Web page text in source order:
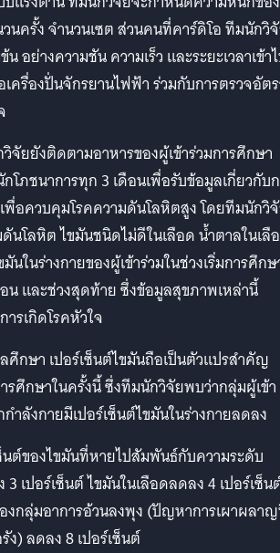
นครั้ง จำนวนเซต ส่วนคนที่คาร์ดิโอ ทีมนักวิ
อย่างความชัน ความเร็ว และระยะเวลาเข้า
ครื่องปั่นจักรยานไฟฟ้า ร่วมกับการตรวจอัต
จัยยังติดตามอาหารของผู้เข้าร่วมการศึกษา
โภชนาการทุก 3 เดือนเพื่อรับข้อมูลเกี่ยวกับ
พื่อควบคุมโรคความดันโลหิตสูง โดยทีมนักวิ
นโลหิต ไขมันชนิดไม่ดีในเลือด น้ำตาลในเลื
นในร่างกายของผู้เข้าร่วมในช่วงเริ่มการศึก
น และช่วงสุดท้าย ซึ่งข้อมูลสุขภาพเหล่านี้
รเกิดโรคหัวใจ
ศึกษา เปอร์เซ็นต์ไขมันถือเป็นตัวแปรสำคัญ
ศึกษาในครั้งนี้ ซึ่งทีมนักวิจัยพบว่ากลุ่มผู้เข้า
ำลังกายมีเปอร์เซ็นต์ไขมันในร่างกายลดลง
นต์ของไขมันที่หายไปสัมพันธ์กับความระดับ
เปอร์เซ็นต์ ไขมันในเลือดลดลง 4 เปอร์เซ็น
งกลุ่มอาการอ้วนลงพุง (ปัญหาการเผาผลา
ง) ลดลง 8 เปอร์เซ็นต์